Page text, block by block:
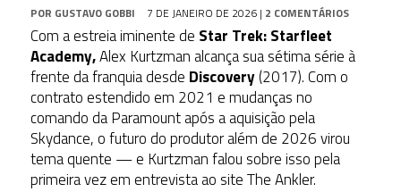
POR GUSTAVO GOBBI 7 DE JANEIRO DE 2026| 2 COMENTÁRIOS
Com a estreia iminente de Star Trek: Starfleet
Academy,Alex Kurtzman alcança sua sétima série à
frente da franquia desde Discovery(2017). Com o
contrato estendido em 2021 e mudanças no
comando da Paramount após a aquisição pela
Skydance, o futuro do produtor além de 2026 virou
tema quente — e Kurtzman falou sobre isso pela
primeira vez em entrevista ao site The Ankler.